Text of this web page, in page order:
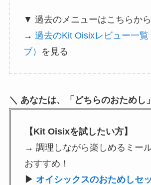
▼ 過去のメニューはこちらから
→ 過去のKit Oisixレビュー一覧
ブ）
を見る
＼ あなたは、「どちらのおためし
【Kit Oisixを試したい方】
→ 調理しながら楽しめるミー
おすすめ！
▶ オイシックスのおためしセ